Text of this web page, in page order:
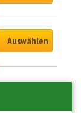
Auswählen